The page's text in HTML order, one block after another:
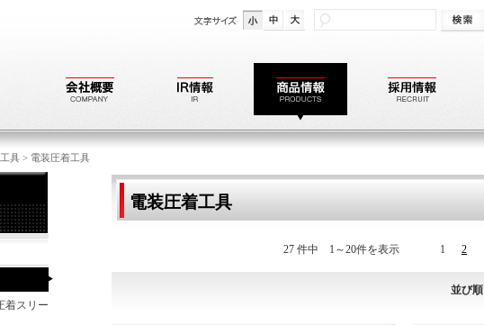
具 > 電装圧着工具
電装圧着工具
27 件中 1～20件を表示 1 2
並び順
着スリー